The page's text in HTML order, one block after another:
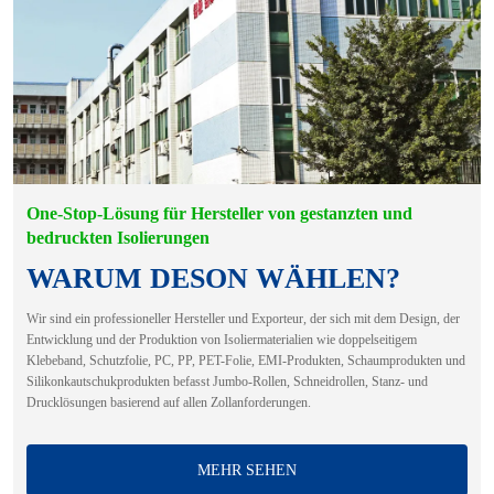
One-Stop-Lösung für Hersteller von gestanzten und
bedruckten Isolierungen
WARUM DESON WÄHLEN?
Wir sind ein professioneller Hersteller und Exporteur, der sich mit dem Design, der
Entwicklung und der Produktion von Isoliermaterialien wie doppelseitigem
Klebeband, Schutzfolie, PC, PP, PET-Folie, EMI-Produkten, Schaumprodukten und
Silikonkautschukprodukten befasst Jumbo-Rollen, Schneidrollen, Stanz- und
Drucklösungen basierend auf allen Zollanforderungen.
MEHR SEHEN